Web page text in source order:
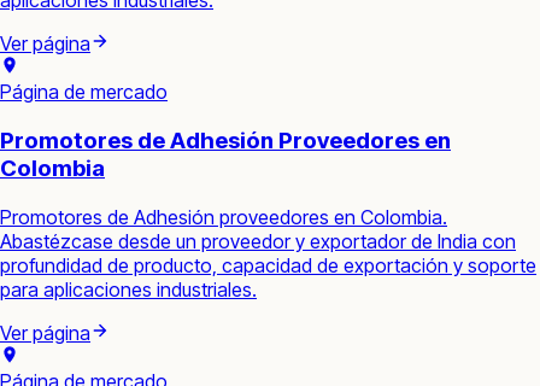
Ver página
Página de mercado
Promotores de Adhesión Proveedores en
Colombia
Promotores de Adhesión proveedores en Colombia.
Abastézcase desde un proveedor y exportador de India con
profundidad de producto, capacidad de exportación y soporte
para aplicaciones industriales.
Ver página
Página de mercado